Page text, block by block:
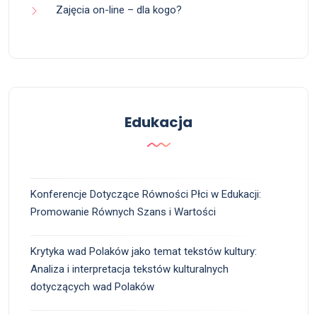
Zajęcia on-line – dla kogo?
Edukacja
Konferencje Dotyczące Równości Płci w Edukacji:
Promowanie Równych Szans i Wartości
Krytyka wad Polaków jako temat tekstów kultury:
Analiza i interpretacja tekstów kulturalnych
dotyczących wad Polaków